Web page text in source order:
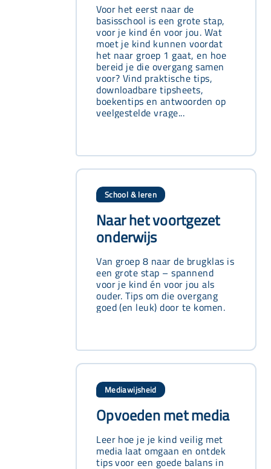
Voor het eerst naar de
basisschool is een grote stap,
voor je kind én voor jou. Wat
moet je kind kunnen voordat
het naar groep 1 gaat, en hoe
bereid je die overgang samen
voor? Vind praktische tips,
downloadbare tipsheets,
boekentips en antwoorden op
veelgestelde vrage...
School & leren
Naar het voortgezet
onderwijs
Van groep 8 naar de brugklas is
een grote stap – spannend
voor je kind én voor jou als
ouder. Tips om die overgang
goed (en leuk) door te komen.
Mediawijsheid
Opvoeden met media
Leer hoe je je kind veilig met
media laat omgaan en ontdek
tips voor een goede balans in